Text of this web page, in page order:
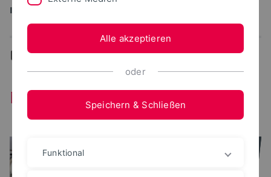
Institute for Life Science Technologies
... News
News
Alle akzeptieren
oder
Speichern & Schließen
Funktional